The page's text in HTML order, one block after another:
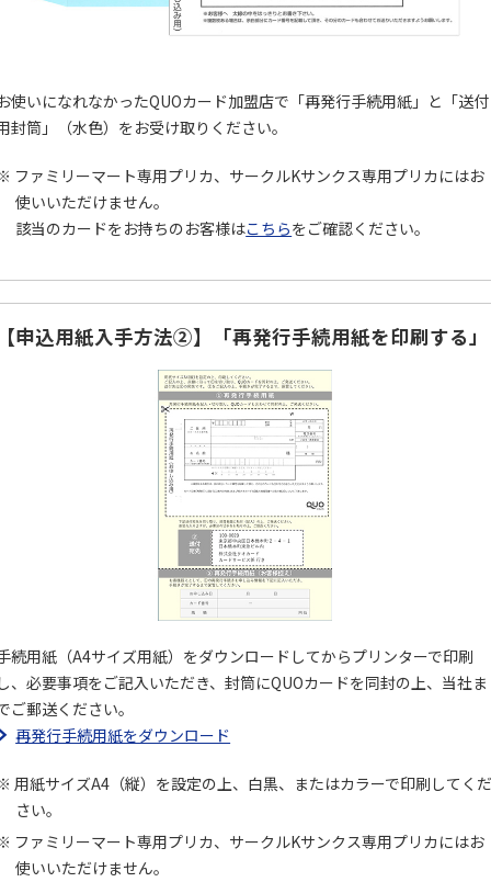
使いになれなかったQUOカード加盟店で「再発行手続用紙」と「送付
封筒」（水色）をお受け取りください。
ファミリーマート専用プリカ、サークルKサンクス専用プリカにはお
使いいただけません。
該当のカードをお持ちのお客様はこちらをご確認ください。
申込用紙入手方法②】「再発行手続用紙を印刷する」
続用紙（A4サイズ用紙）をダウンロードしてからプリンターで印刷
、必要事項をご記入いただき、封筒にQUOカードを同封の上、当社ま
ご郵送ください。
再発行手続用紙をダウンロード
用紙サイズA4（縦）を設定の上、白黒、またはカラーで印刷してくだ
さい。
ファミリーマート専用プリカ、サークルKサンクス専用プリカにはお
使いいただけません。